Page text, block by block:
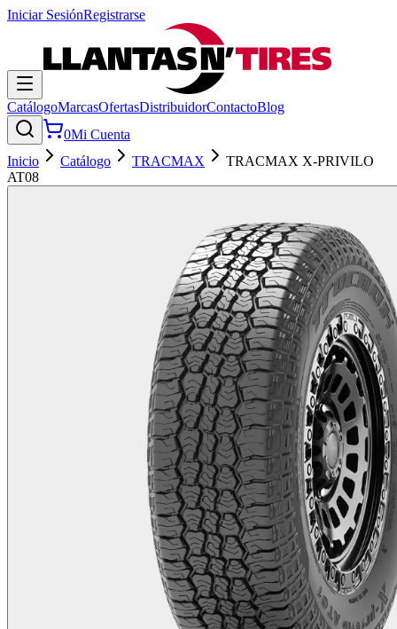
Iniciar SesiónRegistrarse
CatálogoMarcasOfertasDistribuidorContactoBlog
0Mi Cuenta
Inicio
Catálogo TRACMAX
TRACMAX X-PRIVILO
AT08